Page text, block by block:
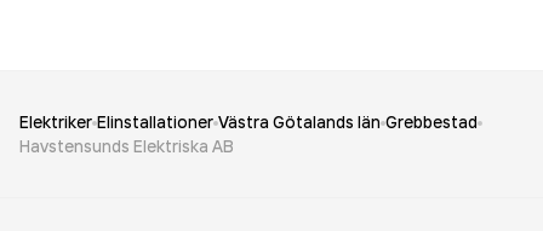
Elektriker Elinstallationer Västra Götalands län Grebbestad
Havstensunds Elektriska AB